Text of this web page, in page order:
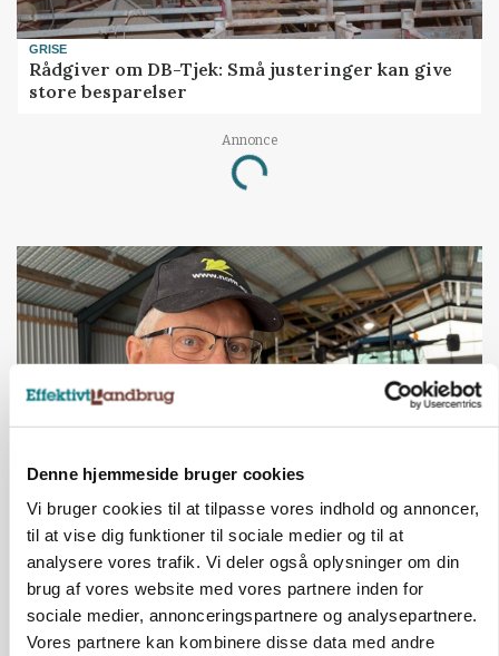
Denne hjemmeside bruger cookies
Vi bruger cookies til at tilpasse vores indhold og annoncer,
til at vise dig funktioner til sociale medier og til at
analysere vores trafik. Vi deler også oplysninger om din
brug af vores website med vores partnere inden for
sociale medier, annonceringspartnere og analysepartnere.
Vores partnere kan kombinere disse data med andre
GRISE
Rådgiver om DB-Tjek: Små justeringer kan give
store besparelser
Annonce
Loading...
POLITIK
»Nu stopper I«: Landbrugsdebattør og
protestgruppe vil demonstrere mod ny
gødskningslov